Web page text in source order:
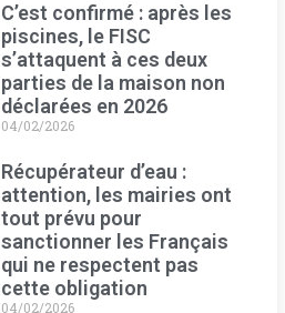
C’est confirmé : après les
piscines, le FISC
s’attaquent à ces deux
parties de la maison non
déclarées en 2026
04/02/2026
Récupérateur d’eau :
attention, les mairies ont
tout prévu pour
sanctionner les Français
qui ne respectent pas
cette obligation
04/02/2026